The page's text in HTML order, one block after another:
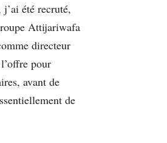
été recruté,
Attijariwafa
directeur
pour
avant de
de